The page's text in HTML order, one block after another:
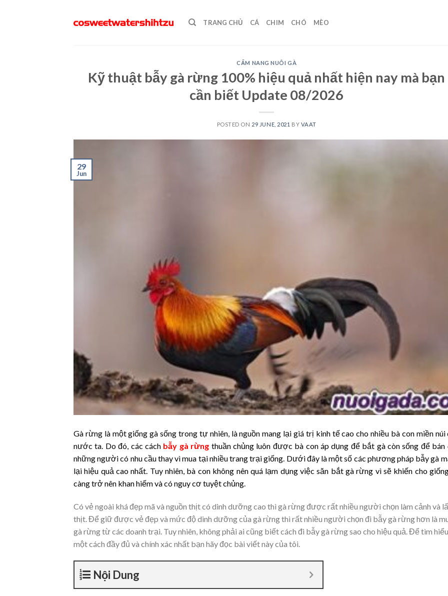
TRANG CHỦ CÁ CHIM CHÓ MÈO
CẨM NANG NUÔI GÀ
Kỹ thuật bẫy gà rừng 100% hiệu quả nhất hiện nay mà bạn
cần biết Update 08/2026
POSTED ON 29 JUNE, 2021 BY VAAT
29
Jun
Gà rừng là một giống gà sống trong tự nhiên, là nguồn mang lại giá trị kinh tế cao cho nhiều bà con miền núi
nước ta. Do đó, các cách bẫy gà rừng thuần chủng luôn được bà con áp dụng để bắt gà còn sống để bán
những người có nhu cầu thay vì mua tại nhiều trang trại giống. Dưới đây là một số các phương pháp bẫy gà
lại hiệu quả cao nhất. Tuy nhiên, bà con không nên quá lạm dụng việc săn bắt gà rừng vì sẽ khiến cho
càng trở nên khan hiếm và có nguy cơ tuyệt chủng.
Có vẻ ngoài khá đẹp mã và nguồn thịt có dinh dưỡng cao thì gà rừng được rất nhiều người chọn làm cảnh và
thịt. Để giữ được vẻ đẹp và mức độ dinh dưỡng của gà rừng thì rất nhiều người chọn đi bẫy gà rừng hơn là
gà rừng từ các doanh trại. Tuy nhiên, không phải ai cũng biết cách đi bẫy gà rừng sao cho hiệu quả. Để tìm hiểu
một cách đầy đủ và chính xác nhất bạn hãy đọc bài viết này của tôi.
Nội Dung